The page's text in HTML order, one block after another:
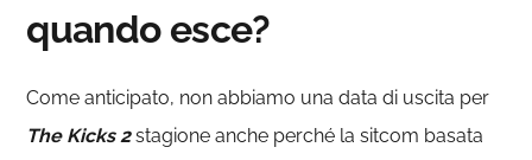
quando esce?
Come anticipato, non abbiamo una data di uscita per
The Kicks 2 stagione anche perché la sitcom basata